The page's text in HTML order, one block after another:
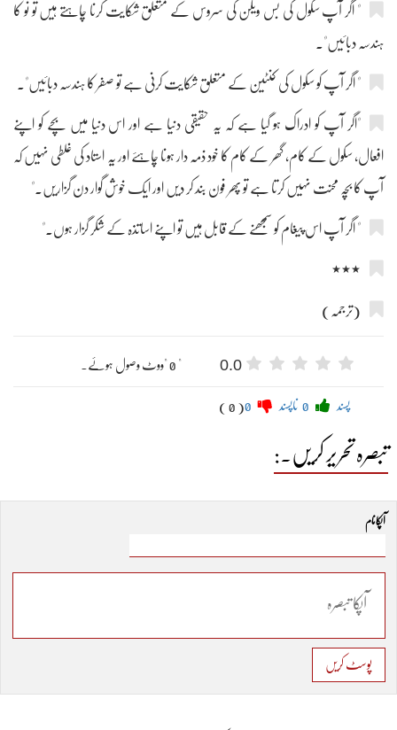
" اگر آپ سکول کی بس ویگن کی سروس کے متعلق شکایت کرنا چاہتے ہیں تو نو کا
ہندسہ دبائیں"۔
" اگر آپ کو سکول کی کنٹین کے متعلق شکایت کرنی ہے تو صفر کا ہندسہ دبائیں"۔
"اگر آپ کو ادراک ہو گیا ہے کہ یہ حقیقی دنیا ہے اور اس دنیا میں بچے کو اپنے
افعال، سکول کے کام، گھر کے کام کا خود ذمہ دار ہونا چاہئے اور یہ استاد کی غلطی نہیں کہ
آپ کا بچہ محنت نہیں کرتا ہے تو پھر فون بند کر دیں اور ایک خوش گوار دن گزاریں۔"
" اگر آپ اس پیغام کو سمجھنے کے قابل ہیں تو اپنے اساتذہ کے شکر گزار ہوں۔"
٭٭٭
(ترجمہ)
0.0 " 0 "ووٹ وصول ہوئے۔
پسند ناپسند ( 0 )
تبصرہ تحریر کریں۔:
آپکا نام
پوسٹ کریں